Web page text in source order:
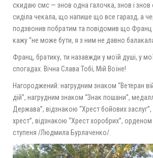
скидаю смс — знов одна галочка, знов і знов
сиділа чекала, що напише що все гаразд, а
подзвонив побратим та повідомив що Франц
кажу “не може бути, я з ним не давно
Франц, братику, ти назавжди у моїй душі, у
спогадах. Вічна Слава Тобі, Мій Воїне!
Нагороджений: нагрудним знаком “Ветеран
дій”, нагрудним знаком “Знак пошани”,
Держава”, відзнакою “Хрест бойових заслуг”,
хрест”, відзнакою “Хрест хоробрих”, орденом
ступеня /Людмила Бурлаченко/.